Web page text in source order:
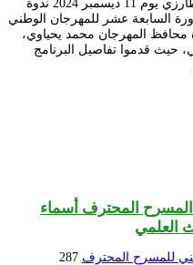
احتضن المسرح الوطني محي الدين بشطارزي يوم 11 ديسمبر 2024 ندوة
السابعة عشر للمهرجان الوطني
المهرجان محمد يحياوي،
حيث قدموا تفاصيل البرنامج
الـ17 لمهرجان المسرح المحترف أسماء
العلمي
للمسرح المحترف 287